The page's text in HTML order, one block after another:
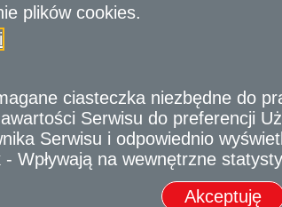
ze środków Europejskiego Funduszu Rozwoju
2007-2013.
plików cookies.
ciasteczka niezbędne do
Serwisu do preferencji
Serwisu i odpowiednio
Wpływają na wewnętrzne
Akceptuję